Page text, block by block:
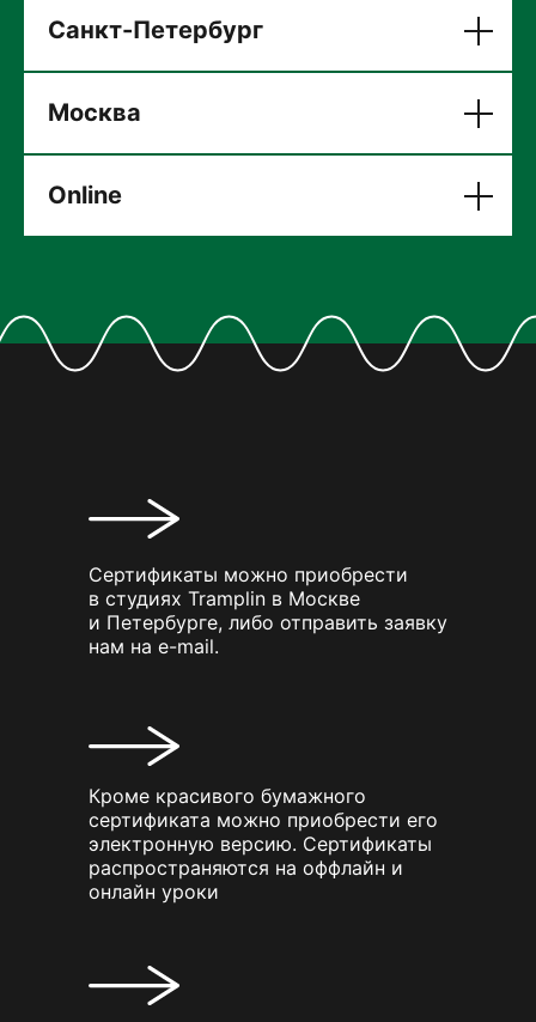
Санкт-Петербург
Москва
Online
Кроме красивого бумажного
сертификата можно приобрести его
электронную версию. Сертификаты
распространяются на оффлайн и
онлайн уроки
Сертификаты можно приобрести
в студиях Tramplin в Москве
и Петербурге, либо отправить заявку
нам на e-mail.